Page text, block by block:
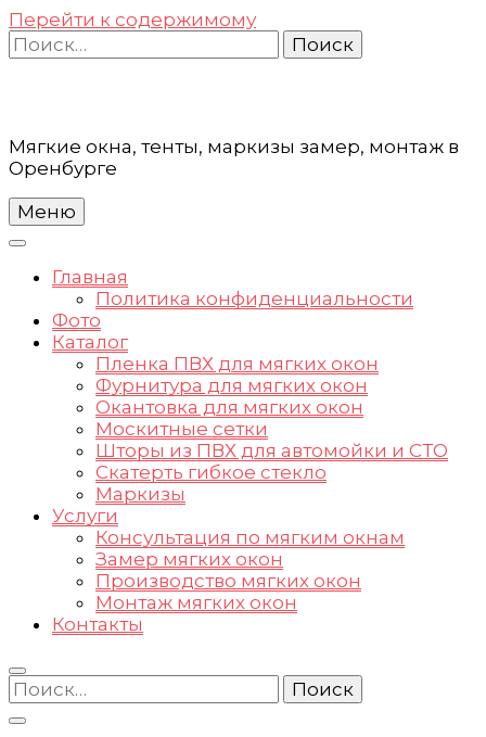
Перейти к содержимому
Найти:
Мягкие окна, тенты, маркизы замер, монтаж в
Оренбурге
Меню
Главная
Политика конфиденциальности
Фото
Каталог
Пленка ПВХ для мягких окон
Фурнитура для мягких окон
Окантовка для мягких окон
Москитные сетки
Шторы из ПВХ для автомойки и СТО
Скатерть гибкое стекло
Маркизы
Услуги
Консультация по мягким окнам
Замер мягких окон
Производство мягких окон
Монтаж мягких окон
Контакты
Найти: